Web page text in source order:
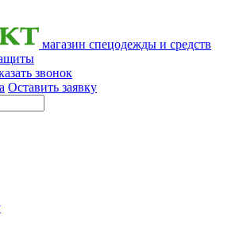
магазин спецодежды и средств
звонок
Оставить заявку